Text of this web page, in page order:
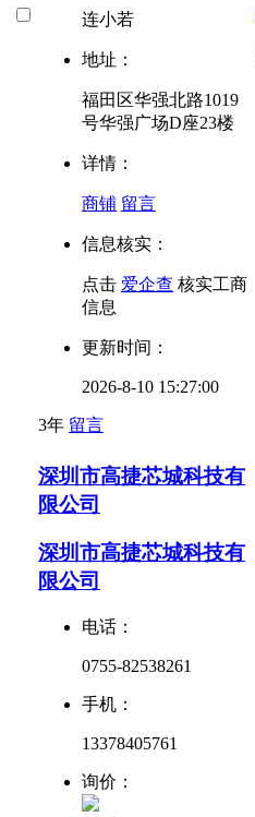
连小若
地址：
福田区华强北路1019
号华强广场D座23楼
详情：
商铺 留言
信息核实：
点击 爱企查 核实工商
信息
更新时间：
2026-8-10 15:27:00
3年 留言
深圳市高捷芯城科技有
限公司
深圳市高捷芯城科技有
限公司
电话：
0755-82538261
手机：
13378405761
询价：